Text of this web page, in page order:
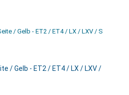
/ Gelb - ET2 / ET4 / LX / LXV /